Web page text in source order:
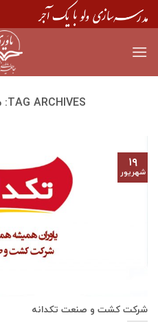
Skip
to
TAG ARCHIVES:
شرکت کشت و صنعت تکدانه
۱۹
شهریور